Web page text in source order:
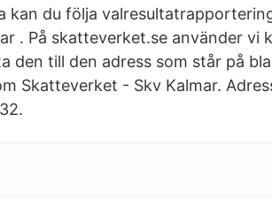
kan du följa
. På skatteverket.se använder vi
den till den adress som står på
Skatteverket - Skv Kalmar.